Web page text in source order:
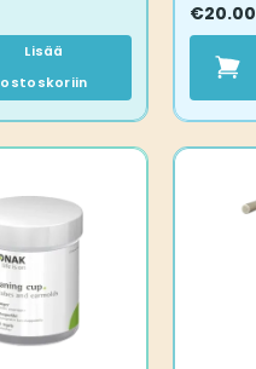
Lisää
ostoskoriin
€20.00